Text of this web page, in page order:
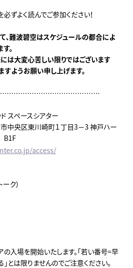
ずよく読んでご参加ください！
、難波碧空はスケジュールの都合によ
。
は大変心苦しい限りではございます
すようお願い申し上げます。
スペースシアター
中央区東川崎町１丁目3−3 神戸ハー
B1F
access/
ク）
入場を開始いたします。「若い番号=早
とは限りませんのでご注意ください。